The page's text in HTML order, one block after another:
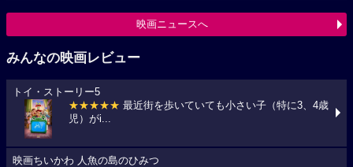
映画ニュースへ
みんなの映画レビュー
トイ・ストーリー5
★★★★★ 最近街を歩いていても小さい子（特に3、4歳
児）がi...
映画ちいかわ 人魚の島のひみつ